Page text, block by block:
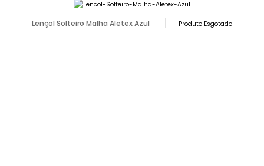
Lençol Solteiro Malha Aletex Azul Produto Esgotado